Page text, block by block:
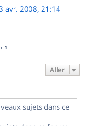
avr. 2008, 21:14
1
Aller
sujets dans ce